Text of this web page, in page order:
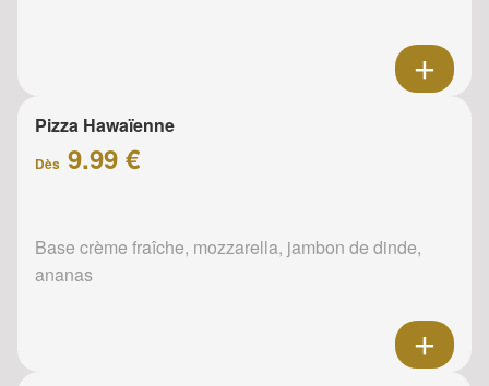
Pizza Hawaïenne
Dès 9.99 €
Base crème fraîche, mozzarella, jambon de dinde,
ananas